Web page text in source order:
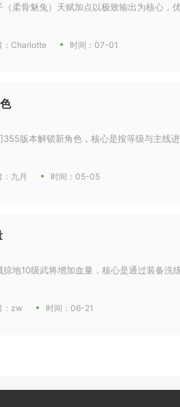
（柔骨魅兔）天赋加点以极致输出为核心，
：Charlotte 时间：07-01
355版本解锁新角色，核心是按等级与主线
：九月 时间：05-05
掠地10级武将增加血量，核心是通过装备洗
：zw 时间：06-21